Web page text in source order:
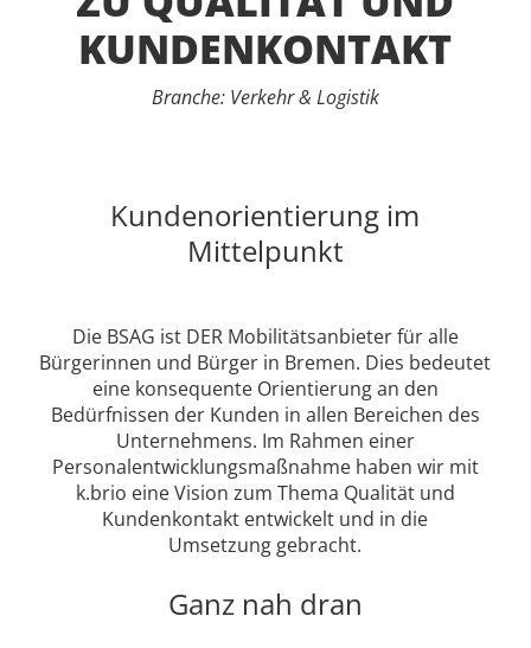
KUNDENKONTAKT
Branche: Verkehr & Logistik
Kundenorientierung im
Mittelpunkt
Die BSAG ist DERMobilitätsanbieter für alle
Bürgerinnen und Bürger in Bremen. Dies bedeutet
eine konsequente Orientierung an den
Bedürfnissen der Kunden in allen Bereichen des
Unternehmens. Im Rahmen einer
Personalentwicklungsmaßnahme haben wir mit
k.brio eine Vision zum Thema Qualität und
Kundenkontakt entwickelt und in die
Umsetzung gebracht.
Ganz nah dran